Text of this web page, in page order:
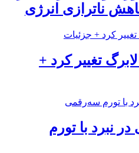
ناترازی انرژی
تغییر کرد +
در نبرد با تورم